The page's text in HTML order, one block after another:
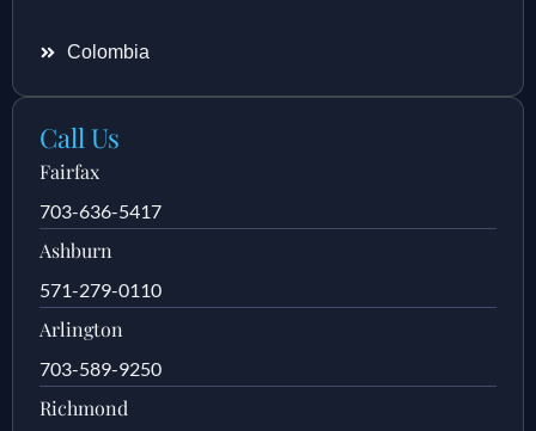
Colombia
Call Us
Fairfax
703-636-5417
Ashburn
571-279-0110
Arlington
703-589-9250
Richmond